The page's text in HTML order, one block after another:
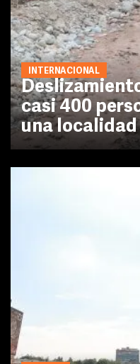
INTERNACIONAL
casi 400
una localidad